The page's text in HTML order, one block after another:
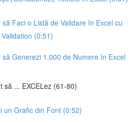
Faci o Listă de Validare în Excel cu
(0:51)
să Generezi 1.000 de Numere în Excel
să ... EXCELez (61-80)
un Grafic din Font (0:52)